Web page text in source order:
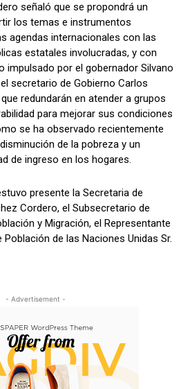
señaló que se propondrá un
los temas e instrumentos
agendas internacionales con las
estatales involucradas, y con
impulsado por el gobernador Silvano
secretario de Gobierno Carlos
redundarán en atender a grupos
para mejorar sus condiciones
se ha observado recientemente
de la pobreza y un
de ingreso en los hogares.
presente la Secretaria de
Cordero, el Subsecretario de
y Migración, el Representante
de las Naciones Unidas Sr.
- Advertisement -